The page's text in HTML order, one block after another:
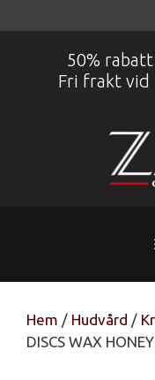
till
50%
Fri frakt vid
Hem / Hudvård /
DISCS WAX HONEY